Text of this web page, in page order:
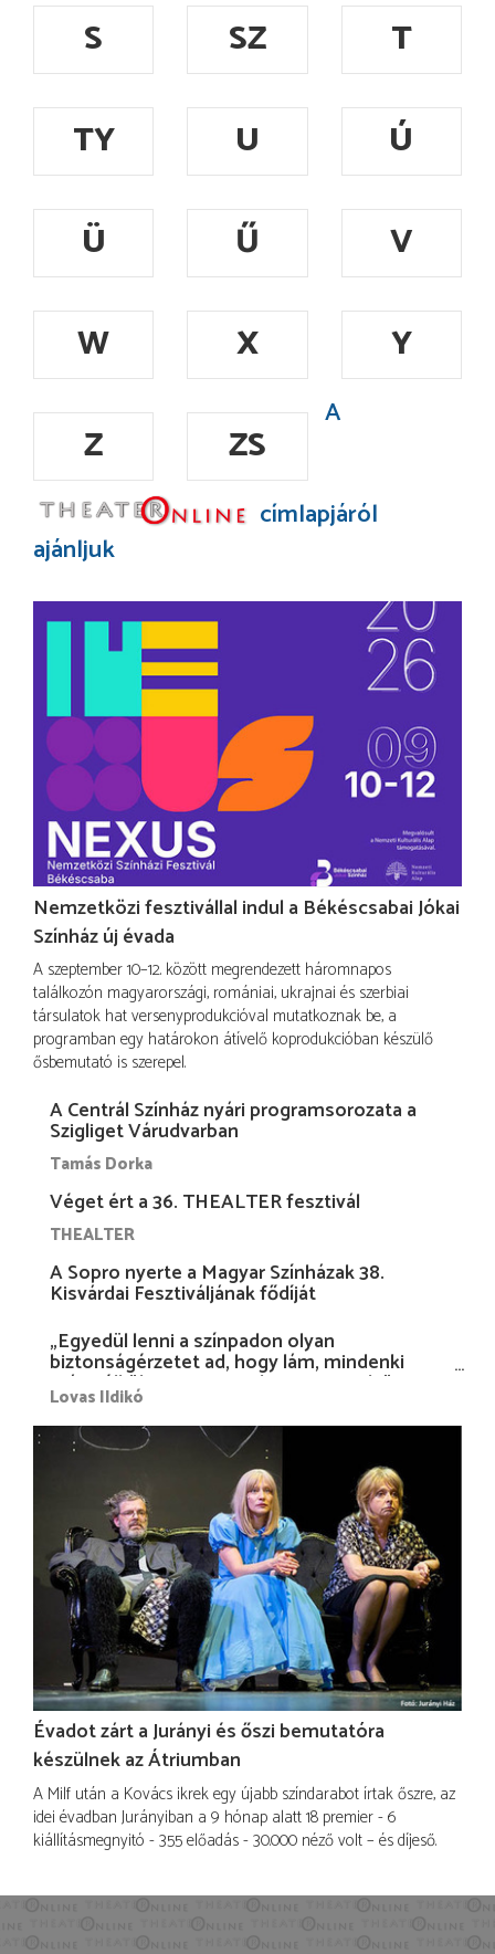
S
SZ
T
TY
U
Ú
Ü
Ű
V
W
X
Y
Z
ZS
A
címlapjáról
ajánljuk
Nemzetközi fesztivállal indul a Békéscsabai Jókai
Színház új évada
A szeptember 10–12. között megrendezett háromnapos
találkozón magyarországi, romániai, ukrajnai és szerbiai
társulatok hat versenyprodukcióval mutatkoznak be, a
programban egy határokon átívelő koprodukcióban készülő
ősbemutató is szerepel.
A Centrál Színház nyári programsorozata a
Szigliget Várudvarban
Tamás Dorka
Véget ért a 36. THEALTER fesztivál
THEALTER
A Sopro nyerte a Magyar Színházak 38.
Kisvárdai Fesztiváljának fődíját
„Egyedül lenni a színpadon olyan
biztonságérzetet ad, hogy lám, mindenki
más nélkül is megvagyok magammal…”
Lovas Ildikó
Évadot zárt a Jurányi és őszi bemutatóra
készülnek az Átriumban
A Milf után a Kovács ikrek egy újabb színdarabot írtak őszre, az
idei évadban Jurányiban a 9 hónap alatt 18 premier - 6
kiállításmegnyitó - 355 előadás - 30.000 néző volt – és díjeső.